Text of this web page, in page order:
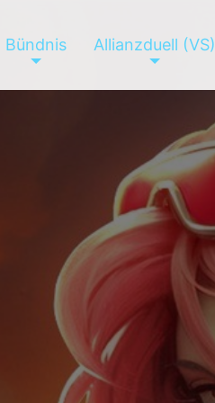
Bündnis Allianzduell (VS)